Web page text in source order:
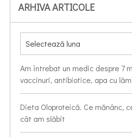
ARHIVA ARTICOLE
Am întrebat un medic despre 7
vaccinuri, antibiotice, apa cu
Dieta Oloproteică. Ce mănânc,
cât am slăbit